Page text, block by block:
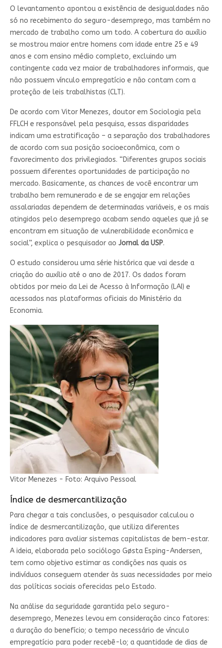
O levantamento apontou a existência de desigualdades não
só no recebimento do seguro-desemprego, mas também no
mercado de trabalho como um todo. A cobertura do auxílio
se mostrou maior entre homens com idade entre 25 e 49
anos e com ensino médio completo, excluindo um
contingente cada vez maior de trabalhadores informais, que
não possuem vínculo empregatício e não contam com a
proteção de leis trabalhistas (CLT).
De acordo com Vitor Menezes, doutor em Sociologia pela
FFLCH e responsável pela pesquisa, essas disparidades
indicam uma estratificação – a separação dos trabalhadores
de acordo com sua posição socioeconômica, com o
favorecimento dos privilegiados. “Diferentes grupos sociais
possuem diferentes oportunidades de participação no
mercado. Basicamente, as chances de você encontrar um
trabalho bem remunerado e de se engajar em relações
assalariadas dependem de determinadas variáveis, e os mais
atingidos pelo desemprego acabam sendo aqueles que já se
encontram em situação de vulnerabilidade econômica e
social”, explica o pesquisador ao Jornal da USP.
O estudo considerou uma série histórica que vai desde a
criação do auxílio até o ano de 2017. Os dados foram
obtidos por meio da Lei de Acesso à Informação (LAI) e
acessados nas plataformas oficiais do Ministério da
Economia.
Vitor Menezes - Foto: Arquivo Pessoal
Índice de desmercantilização
Para chegar a tais conclusões, o pesquisador calculou o
índice de desmercantilização, que utiliza diferentes
indicadores para avaliar sistemas capitalistas de bem-estar.
A ideia, elaborada pelo sociólogo Gøsta Esping-Andersen,
tem como objetivo estimar as condições nas quais os
indivíduos conseguem atender às suas necessidades por meio
das políticas sociais oferecidas pelo Estado.
Na análise da seguridade garantida pelo seguro-
desemprego, Menezes levou em consideração cinco fatores:
a duração do benefício; o tempo necessário de vínculo
empregatício para poder recebê-lo; a quantidade de dias de